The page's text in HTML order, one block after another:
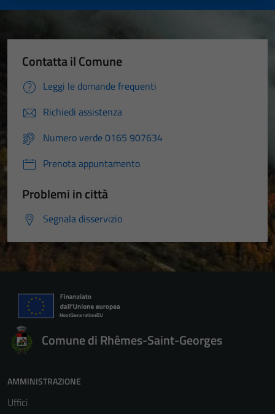
Contatta il Comune
Leggi le domande frequenti
Richiedi assistenza
Numero verde 0165 907634
Prenota appuntamento
Problemi in città
Segnala disservizio
Comune di Rhêmes-Saint-Georges
AMMINISTRAZIONE
Uffici